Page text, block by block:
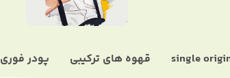
قهوه های ترکیبی پودر فوری